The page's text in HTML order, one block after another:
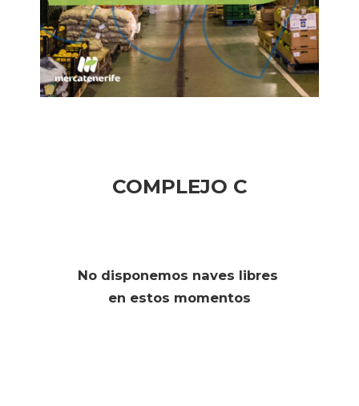
COMPLEJO C
No disponemos naves libres
en estos momentos